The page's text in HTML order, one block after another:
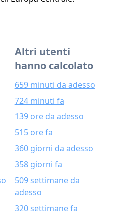
Altri utenti
hanno calcolato
659 minuti da adesso
724 minuti fa
139 ore da adesso
515 ore fa
360 giorni da adesso
358 giorni fa
509 settimane da
adesso
320 settimane fa